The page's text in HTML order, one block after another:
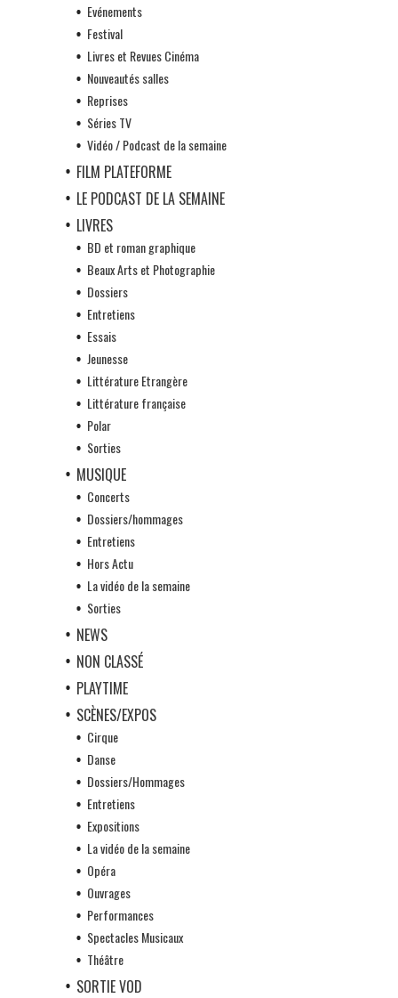
Evénements
Festival
Livres et Revues Cinéma
Nouveautés salles
Reprises
Séries TV
Vidéo / Podcast de la semaine
FILM PLATEFORME
LE PODCAST DE LA SEMAINE
LIVRES
BD et roman graphique
Beaux Arts et Photographie
Dossiers
Entretiens
Essais
Jeunesse
Littérature Etrangère
Littérature française
Polar
Sorties
MUSIQUE
Concerts
Dossiers/hommages
Entretiens
Hors Actu
La vidéo de la semaine
Sorties
NEWS
NON CLASSÉ
PLAYTIME
SCÈNES/EXPOS
Cirque
Danse
Dossiers/Hommages
Entretiens
Expositions
La vidéo de la semaine
Opéra
Ouvrages
Performances
Spectacles Musicaux
Théâtre
SORTIE VOD